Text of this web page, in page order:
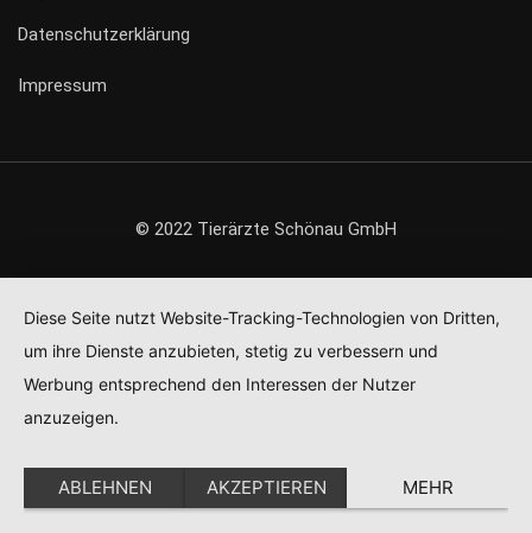
Datenschutzerklärung
Impressum
© 2022 Tierärzte Schönau GmbH
Diese Seite nutzt Website-Tracking-Technologien von Dritten,
um ihre Dienste anzubieten, stetig zu verbessern und
Werbung entsprechend den Interessen der Nutzer
anzuzeigen.
ABLEHNEN AKZEPTIEREN MEHR